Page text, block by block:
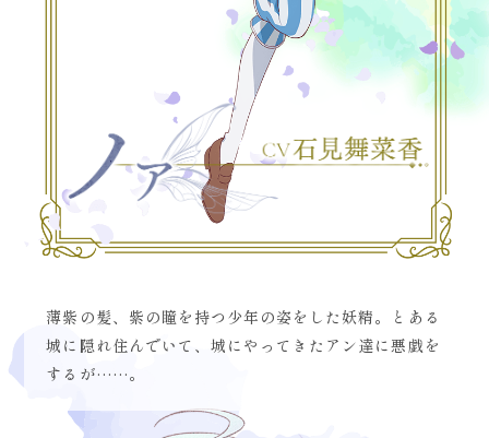
薄紫の髪、紫の瞳を持つ少年の姿をした妖精。とある
城に隠れ住んでいて、城にやってきたアン達に悪戯を
するが……。